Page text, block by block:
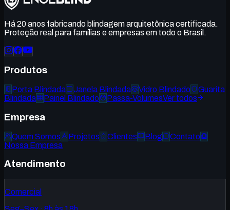
Há 20 anos fabricando blindagem arquitetônica certificada.
Proteção real para famílias e empresas em todo o Brasil.
Produtos
Porta Blindada Janela Blindada Vidro Blindado
Guarita
Blindada
Painel Blindado Passa-VolumesVer todos
Empresa
Quem Somos Projetos Clientes Blog
Contato
Nossa Empresa
Atendimento
Comercial